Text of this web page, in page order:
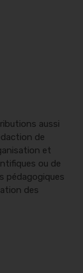
aussi
de
et
ou de
pédagogiques
des